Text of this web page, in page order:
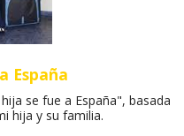
España
se fue a España", basada
hija y su familia.